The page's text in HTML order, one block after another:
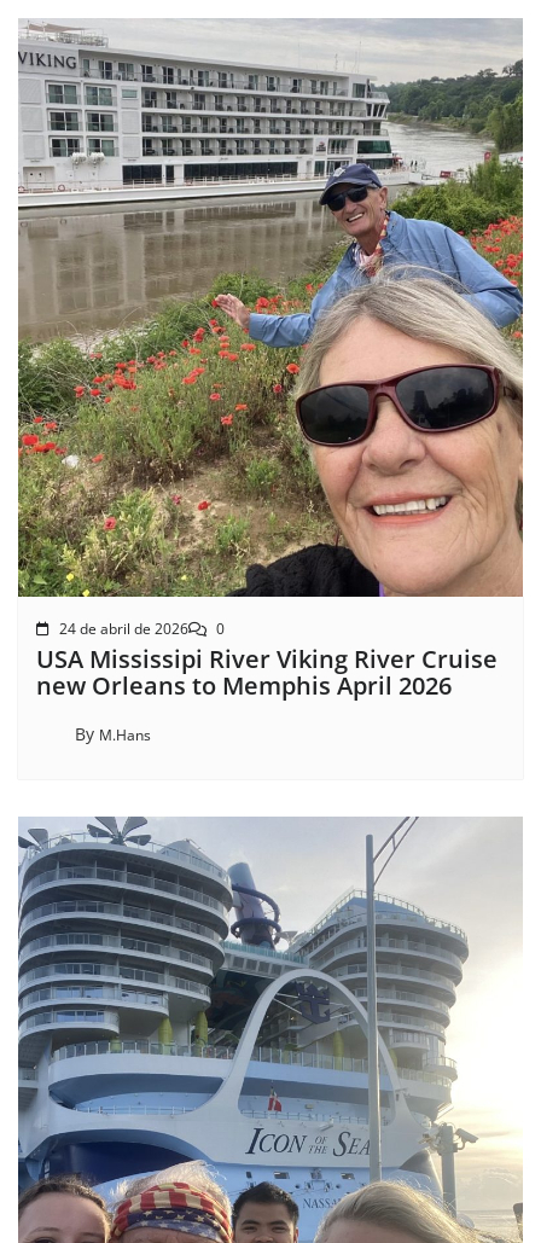
24 de abril de 2026 0
USA Mississipi River Viking River Cruise
new Orleans to Memphis April 2026
By M.Hans